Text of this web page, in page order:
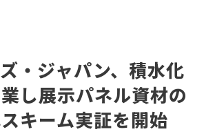
・ジャパン、積水化
し展示パネル資材の
キーム実証を開始